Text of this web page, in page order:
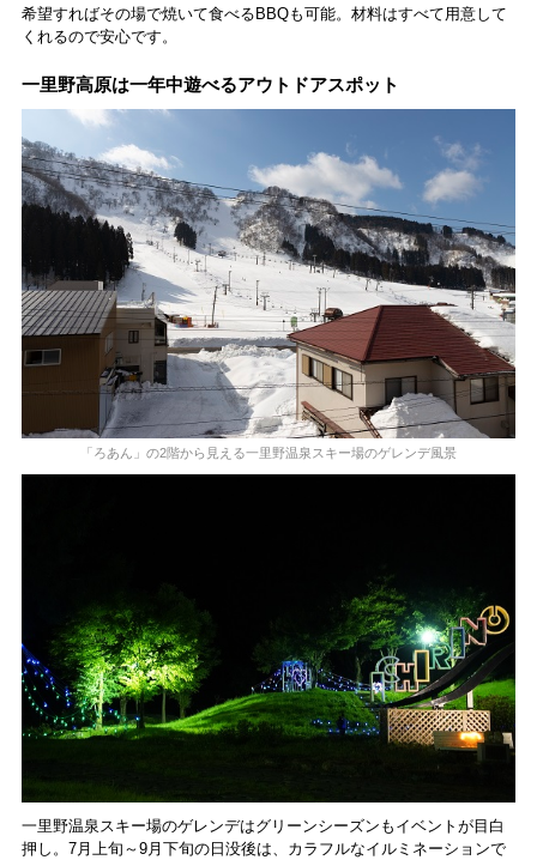
希望すればその場で焼いて食べるBBQも可能。材料はすべて用意して
くれるので安心です。
一里野高原は一年中遊べるアウトドアスポット
「ろあん」の2階から見える一里野温泉スキー場のゲレンデ風景
一里野温泉スキー場のゲレンデはグリーンシーズンもイベントが目白
押し。7月上旬～9月下旬の日没後は、カラフルなイルミネーションで